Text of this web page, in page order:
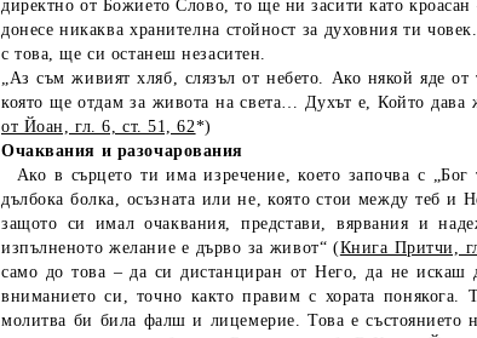
директно от Божието Слово, то ще ни засити като
донесе никаква хранителна стойност за духовния ти
с това, ще си останеш незаситен.
„Аз съм живият хляб, слязъл от небето. Ако някой яде
която ще отдам за живота на света… Духът е, Който
от Йоан, гл. 6, ст. 51, 62*)
Очаквания и разочарования
Ако в сърцето ти има изречение, което започва с
дълбока болка, осъзната или не, която стои между теб и
защото си имал очаквания, представи, вярвания и
изпълненото желание е дърво за живот“ (Книга Притчи,
само до това – да си дистанциран от Него, да не
вниманието си, точно както правим с хората понякога.
молитва би била фалш и лицемерие. Това е състоянието